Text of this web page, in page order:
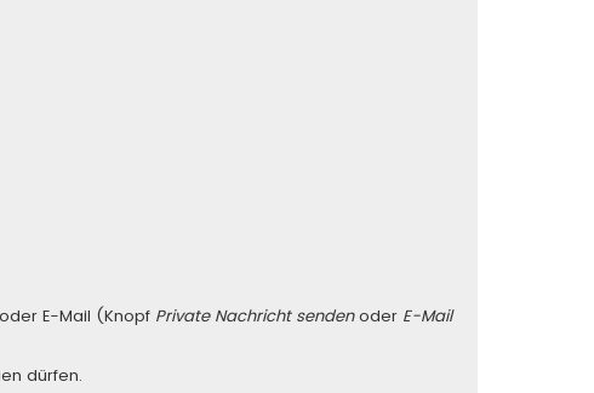
E-Mail (Knopf Private Nachricht sendenoder E-Mail
dürfen.